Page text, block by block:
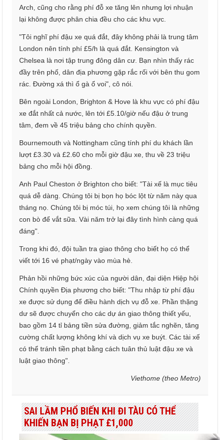
Arch, cũng cho rằng phí đỗ xe tăng lên nhưng lợi nhuận
lại không được phân chia đều cho các khu vực.
"Tôi nghĩ phí đậu xe quá đắt, đây không phải là trung tâm
London nên tính phí £5/h là quá đắt. Kensington và
Chelsea là nơi tập trung đông dân cư. Bạn nhìn thấy rác
đầy trên phố, dân địa phương gặp rắc rối với bên thu gom
rác. Đường xá thì ổ gà ổ voi", cô nói.
Bên ngoài London, Brighton & Hove là khu vực có phí đậu
xe đắt nhất cả nước, lên tới £5.10/giờ nếu đậu ở trung
tâm, đem về 45 triệu bảng cho chính quyền.
Bournemouth và Nottingham cũng tính phí du khách lần
lượt £3.30 và £2.60 cho mỗi giờ đậu xe, thu về 23 triệu
bảng cho mỗi hội đồng.
Anh Paul Cheston ở Brighton cho biết: "Tài xế là mục tiêu
quá dễ dàng. Chúng tôi bị bọn họ bóc lột từ năm này qua
tháng nọ. Chúng tôi bị móc túi, họ xem chúng tôi là những
con bò để vắt sữa. Vài năm trở lại đây tình hình càng quá
đáng".
Trong khi đó, đội tuần tra giao thông cho biết họ có thể
viết tới 16 vé phạt/ngày vào mùa hè.
Phản hồi những bức xúc của người dân, đại diện Hiệp hội
Chính quyền Địa phương cho biết: "Thu nhập từ phí đậu
xe được sử dụng để điều hành dịch vụ đỗ xe. Phần thặng
dư sẽ được chuyển cho các dự án giao thông thiết yếu,
bao gồm 14 tỉ bảng tiền sửa đường, giảm tắc nghẽn, tăng
cường chất lượng không khí và dịch vụ xe buýt. Các tài xế
có thể tránh tiền phạt bằng cách tuân thủ luật đậu xe và
luật giao thông".
Viethome (theo Metro)
SAI LẦM PHỔ BIẾN KHI ĐI TÀU CÓ THỂ
KHIẾN BẠN BỊ PHẠT £1,000